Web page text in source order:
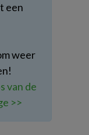
een
weer
van de
>>